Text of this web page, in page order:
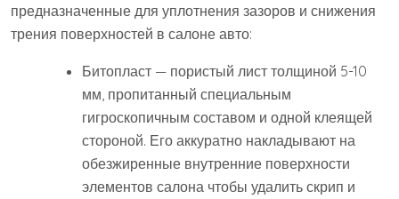
предназначенные для уплотнения зазоров и снижения
трения поверхностей в салоне авто:
Битопласт — пористый лист толщиной 5-10
мм, пропитанный специальным
гигроскопичным составом и одной клеящей
стороной. Его аккуратно накладывают на
обезжиренные внутренние поверхности
элементов салона чтобы удалить скрип и